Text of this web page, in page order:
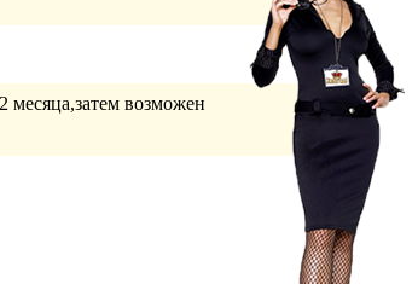
месяца,затем возможен